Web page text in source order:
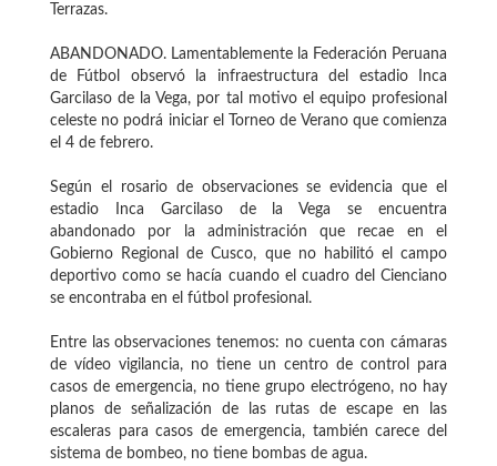
Terrazas.
ABANDONADO. Lamentablemente la Federación Peruana
de Fútbol observó la infraestructura del estadio Inca
Garcilaso de la Vega, por tal motivo el equipo profesional
celeste no podrá iniciar el Torneo de Verano que comienza
el 4 de febrero.
Según el rosario de observaciones se evidencia que el
estadio Inca Garcilaso de la Vega se encuentra
abandonado por la administración que recae en el
Gobierno Regional de Cusco, que no habilitó el campo
deportivo como se hacía cuando el cuadro del Cienciano
se encontraba en el fútbol profesional.
Entre las observaciones tenemos: no cuenta con cámaras
de vídeo vigilancia, no tiene un centro de control para
casos de emergencia, no tiene grupo electrógeno, no hay
planos de señalización de las rutas de escape en las
escaleras para casos de emergencia, también carece del
sistema de bombeo, no tiene bombas de agua.